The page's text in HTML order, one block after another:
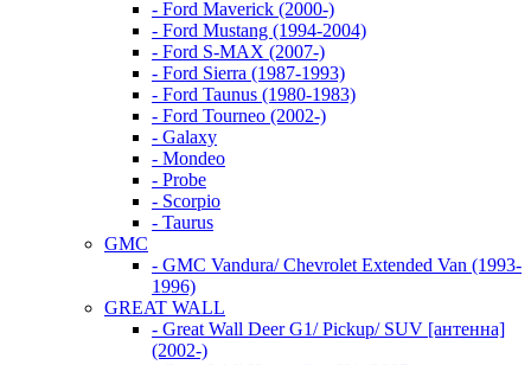
- Ford Maverick (2000-)
- Ford Mustang (1994-2004)
- Ford S-MAX (2007-)
- Ford Sierra (1987-1993)
- Ford Taunus (1980-1983)
- Ford Tourneo (2002-)
- Galaxy
- Mondeo
- Probe
- Scorpio
- Taurus
GMC
- GMC Vandura/ Chevrolet Extended Van (1993-
1996)
GREAT WALL
- Great Wall Deer G1/ Pickup/ SUV [антенна]
(2002-)